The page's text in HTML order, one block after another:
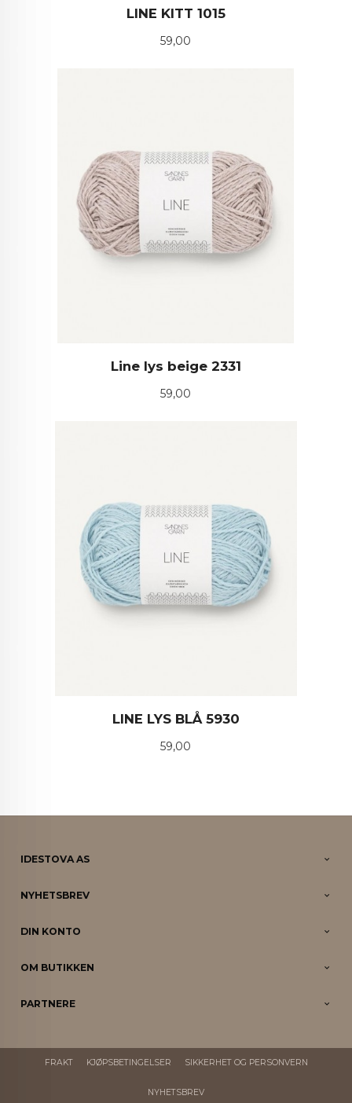
LINE KITT 1015
Pris
59,00
Line lys beige 2331
Pris
59,00
LINE LYS BLÅ 5930
Pris
59,00
IDESTOVA AS
NYHETSBREV
DIN KONTO
OM BUTIKKEN
PARTNERE
FRAKT KJØPSBETINGELSER SIKKERHET OG PERSONVERN
NYHETSBREV